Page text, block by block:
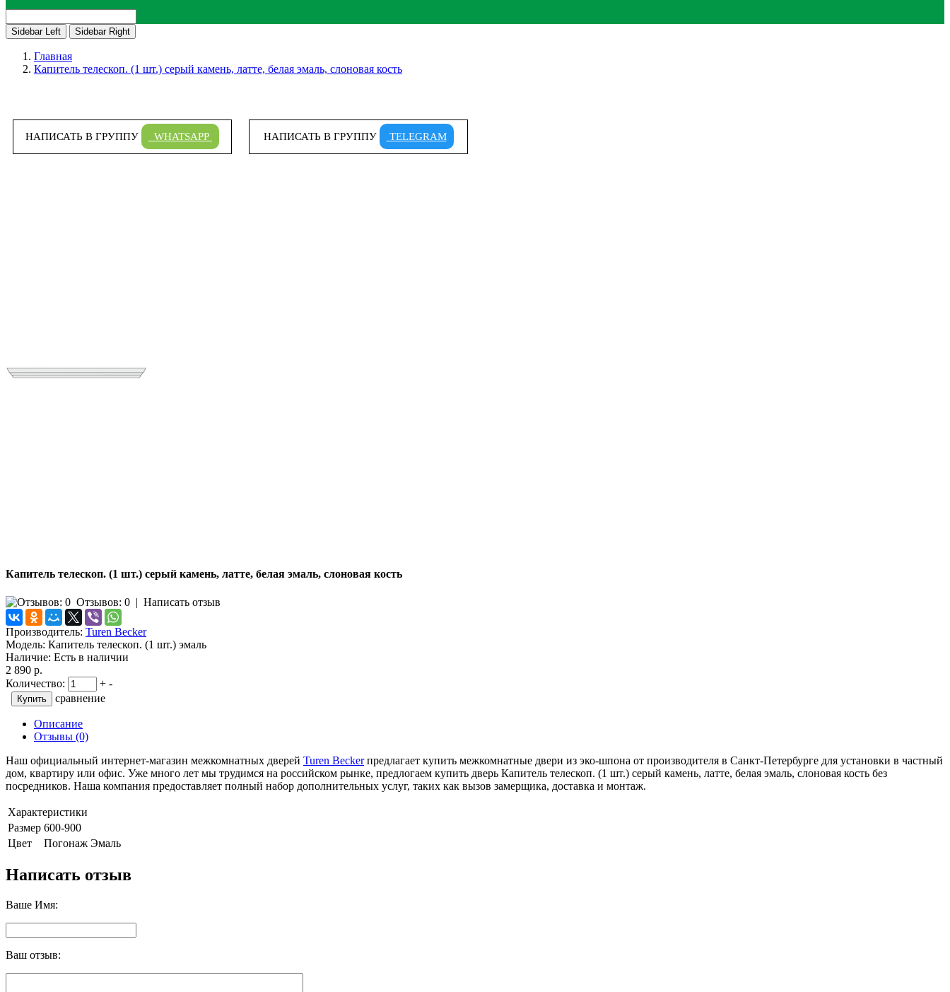
Sidebar Left Sidebar Right
Главная
Капитель телескоп. (1 шт.) серый камень, латте, белая эмаль, слоновая кость
НАПИСАТЬ В ГРУППУ WHATSAPP НАПИСАТЬ В ГРУППУ TELEGRAM
Капитель телескоп. (1 шт.) серый камень, латте, белая эмаль, слоновая кость
Отзывов: 0 | Написать отзыв
Производитель: Turen Becker
Модель: Капитель телескоп. (1 шт.) эмаль
Наличие: Есть в наличии
2 890 р.
Количество:
+ -
сравнение
Описание
Отзывы (0)
Наш официальный интернет-магазин межкомнатных дверей Turen Beckerпредлагает купить межкомнатные двери из эко-шпона от производителя в Санкт-Петербурге для установки в частный
дом, квартиру или офис. Уже много лет мы трудимся на российском рынке, предлогаем купить дверь Капитель телескоп. (1 шт.) серый камень, латте, белая эмаль, слоновая кость без
посредников. Наша компания предоставляет полный набор дополнительных услуг, таких как вызов замерщика, доставка и монтаж.
Характеристики
Размер 600-900
Цвет
Погонаж Эмаль
Написать отзыв
Ваше Имя:
Ваш отзыв: